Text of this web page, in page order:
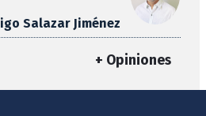
Salazar Jiménez
+ Opiniones